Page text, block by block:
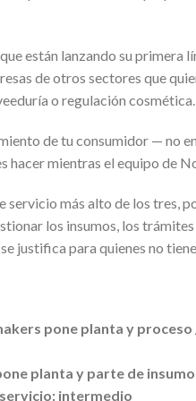
están lanzando su primera
de otros sectores que
o regulación cosmética.
de tu consumidor — no
hacer mientras el equipo de
servicio más alto de los tres,
los insumos, los
justifica para quienes no
pone planta y
planta y parte de
intermedio